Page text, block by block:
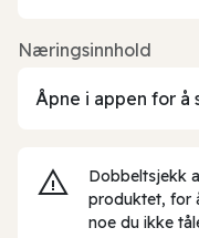
Næringsinnhold
Åpne i appen for å
Dobbeltsjekk
produktet, for
noe du ikke